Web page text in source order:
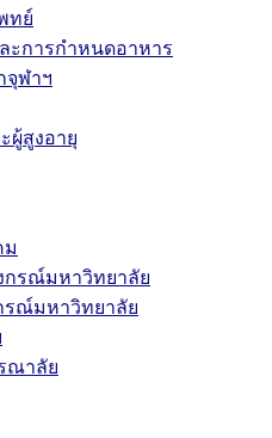
ทย์
ะการกำหนดอาหาร
จุฬาฯ
ผู้สูงอายุ
ม
กรณ์มหาวิทยาลัย
รณ์มหาวิทยาลัย
ณาลัย